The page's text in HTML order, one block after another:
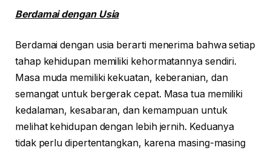
Berdamai dengan Usia
Berdamai dengan usia berarti menerima bahwa setiap
tahap kehidupan memiliki kehormatannya sendiri.
Masa muda memiliki kekuatan, keberanian, dan
semangat untuk bergerak cepat. Masa tua memiliki
kedalaman, kesabaran, dan kemampuan untuk
melihat kehidupan dengan lebih jernih. Keduanya
tidak perlu dipertentangkan, karena masing-masing